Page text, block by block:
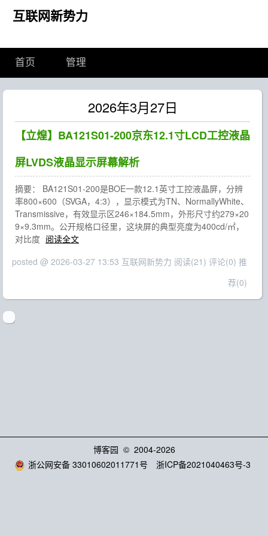
互联网新势力
首页 管理
2026年3月27日
【立煌】BA121S01-200京东12.1寸LCD工控液晶
屏LVDS液晶显示屏幕解析
摘要： BA121S01-200是BOE一款12.1英寸工控液晶屏，分辨
率800×600（SVGA，4:3），显示模式为TN、NormallyWhite、
Transmissive，有效显示区246×184.5mm，外形尺寸约279×20
9×9.3mm。公开规格口径里，这块屏的典型亮度为400cd/㎡，
对比度 阅读全文
posted @ 2026-03-27 13:53 互联网新势力 阅读(21) 评论(0) 推
荐(0)
博客园 © 2004-2026
浙公网安备 33010602011771号
浙ICP备2021040463号-3